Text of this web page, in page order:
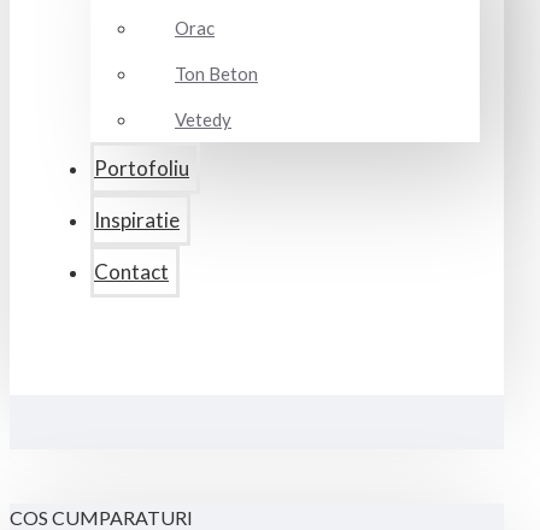
Orac
Ton Beton
Vetedy
Portofoliu
Inspiratie
Contact
COS CUMPARATURI